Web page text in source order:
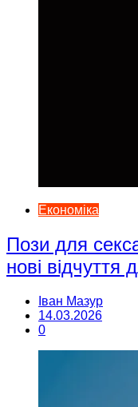
Економіка
Пози для
нові відчуття
Іван Мазур
14.03.2026
0